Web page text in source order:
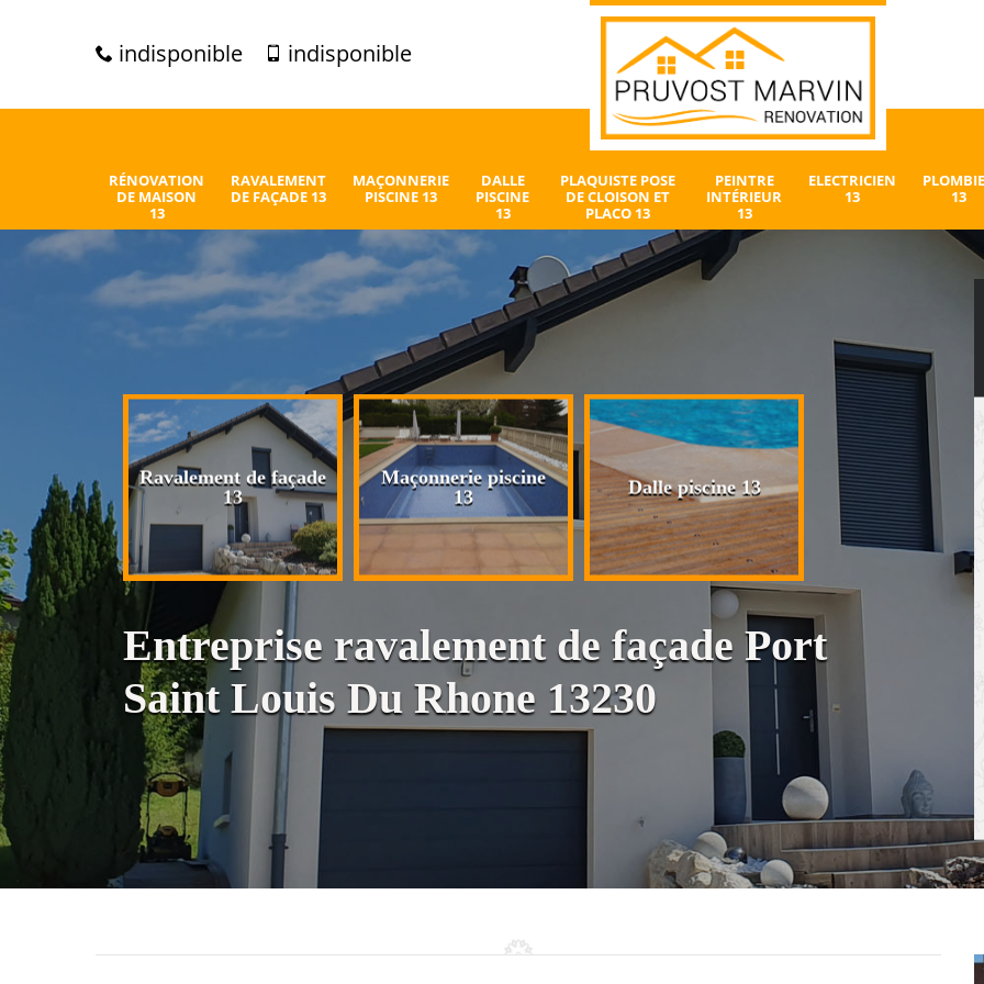
indisponible indisponible
RÉNOVATION
DE MAISON
13
RAVALEMENT
DE FAÇADE 13
MAÇONNERIE
PISCINE 13
DALLE
PISCINE
13
PLAQUISTE POSE
DE CLOISON ET
PLACO 13
PEINTRE
INTÉRIEUR
13
ELECTRICIEN
13
13
de maison
Ravalement de façade
13
Maçonnerie piscine
13
Dalle piscine 13
Plaquiste pose
cloison et placo
Entreprise ravalement de façade Port
Saint Louis Du Rhone 13230